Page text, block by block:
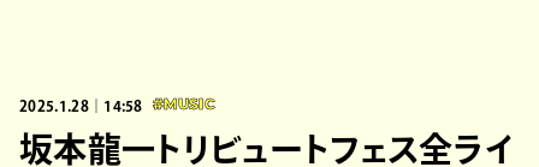
2025.1.28｜14:58 #MUSIC
坂本龍一トリビュートフェス全ライ